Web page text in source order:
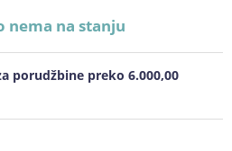
nema na stanju
porudžbine preko 6.000,00